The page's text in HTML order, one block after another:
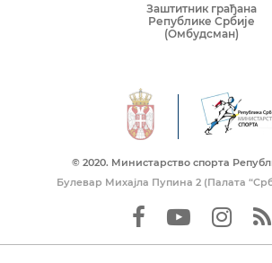
Заштитник грађана
Републике Србије
(Омбудсман)
© 2020. Mинистарство спорта
Булевар Михајла Пупина 2 (Палата